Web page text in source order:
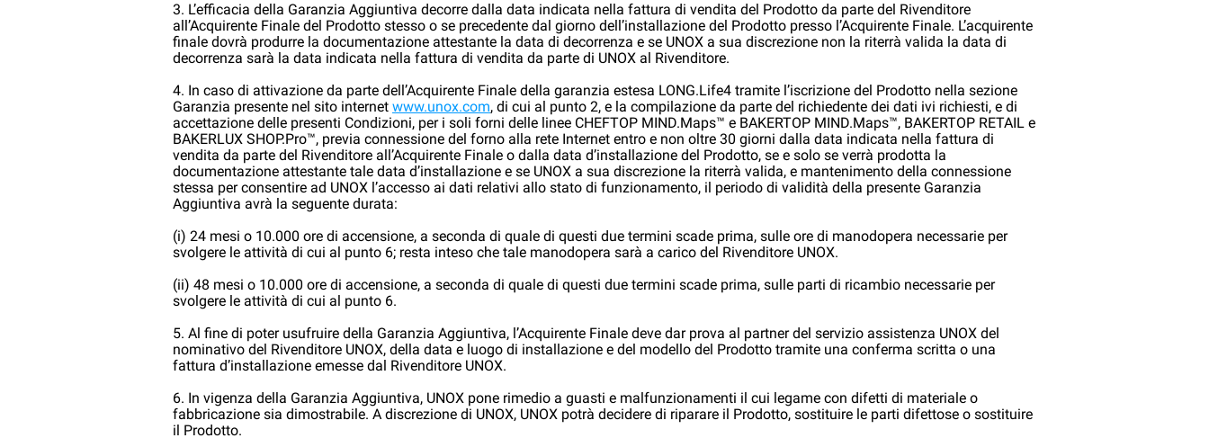
3. L’efficacia della Garanzia Aggiuntiva decorre dalla data indicata nella fattura di vendita del Prodotto da parte del Rivenditore
all’Acquirente Finale del Prodotto stesso o se precedente dal giorno dell’installazione del Prodotto presso l’Acquirente Finale. L’acquirente
finale dovrà produrre la documentazione attestante la data di decorrenza e se UNOX a sua discrezione non la riterrà valida la data di
decorrenza sarà la data indicata nella fattura di vendita da parte di UNOX al Rivenditore.
4. In caso di attivazione da parte dell’Acquirente Finale della garanzia estesa LONG.Life4 tramite l’iscrizione del Prodotto nella sezione
Garanzia presente nel sito internet www.unox.com, di cui al punto 2, e la compilazione da parte del richiedente dei dati ivi richiesti, e di
accettazione delle presenti Condizioni, per i soli forni delle linee CHEFTOP MIND.Maps™ e BAKERTOP MIND.Maps™, BAKERTOP RETAIL e
BAKERLUX SHOP.Pro™, previa connessione del forno alla rete Internet entro e non oltre 30 giorni dalla data indicata nella fattura di
vendita da parte del Rivenditore all’Acquirente Finale o dalla data d’installazione del Prodotto, se e solo se verrà prodotta la
documentazione attestante tale data d’installazione e se UNOX a sua discrezione la riterrà valida, e mantenimento della connessione
stessa per consentire ad UNOX l’accesso ai dati relativi allo stato di funzionamento, il periodo di validità della presente Garanzia
Aggiuntiva avrà la seguente durata:
(i) 24 mesi o 10.000 ore di accensione, a seconda di quale di questi due termini scade prima, sulle ore di manodopera necessarie per
svolgere le attività di cui al punto 6; resta inteso che tale manodopera sarà a carico del Rivenditore UNOX.
(ii) 48 mesi o 10.000 ore di accensione, a seconda di quale di questi due termini scade prima, sulle parti di ricambio necessarie per
svolgere le attività di cui al punto 6.
5. Al fine di poter usufruire della Garanzia Aggiuntiva, l’Acquirente Finale deve dar prova al partner del servizio assistenza UNOX del
nominativo del Rivenditore UNOX, della data e luogo di installazione e del modello del Prodotto tramite una conferma scritta o una
fattura d’installazione emesse dal Rivenditore UNOX.
6. In vigenza della Garanzia Aggiuntiva, UNOX pone rimedio a guasti e malfunzionamenti il cui legame con difetti di materiale o
fabbricazione sia dimostrabile. A discrezione di UNOX, UNOX potrà decidere di riparare il Prodotto, sostituire le parti difettose o sostituire
il Prodotto.